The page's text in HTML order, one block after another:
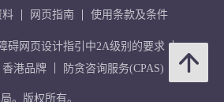
料 网页指南 使用条款及条件
碍网页设计指引中2A级别的要求
香港品牌 防贪咨询服务(CPAS)
。版权所有。